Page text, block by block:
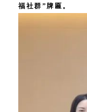
福社群”牌匾。